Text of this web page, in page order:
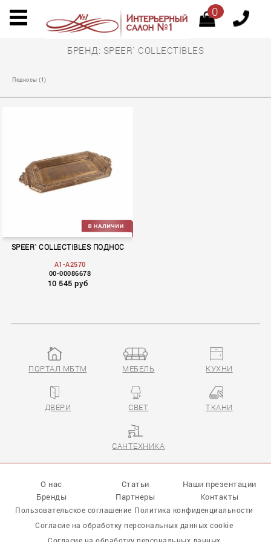
0
БРЕНД: SPEER` COLLECTIBLES
Подносы (1)
ACCESSORIES
SPEER` COLLECTIBLES ПОДНОС
A1-A2570
00-00086678
10 545 руб
ПОРТАЛ МБТМ МЕБЕЛЬ КУХНИ
ДВЕРИ СВЕТ ТКАНИ
САНТЕХНИКА
О нас Статьи
Наши презентации
Бренды
Партнеры Контакты
Пользовательское соглашение Политика конфиденциальности
Согласие на обработку персональных данных cookie
Согласие на обработку персональных данных